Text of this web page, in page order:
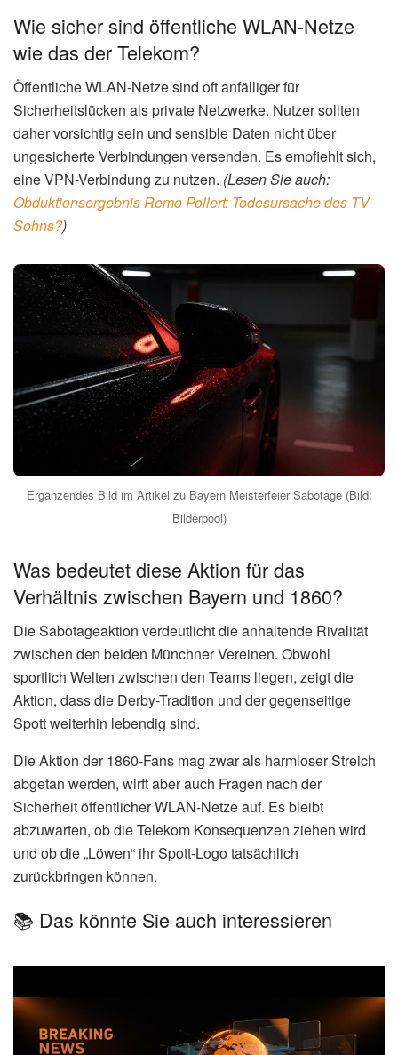
Wie sicher sind öffentliche WLAN-Netze
wie das der Telekom?
Öffentliche WLAN-Netze sind oft anfälliger für
Sicherheitslücken als private Netzwerke. Nutzer sollten
daher vorsichtig sein und sensible Daten nicht über
ungesicherte Verbindungen versenden. Es empfiehlt sich,
eine VPN-Verbindung zu nutzen. (Lesen Sie auch:
Obduktionsergebnis Remo Pollert: Todesursache des TV-
Sohns?)
Ergänzendes Bild im Artikel zu Bayern Meisterfeier Sabotage (Bild:
Bilderpool)
Was bedeutet diese Aktion für das
Verhältnis zwischen Bayern und 1860?
Die Sabotageaktion verdeutlicht die anhaltende Rivalität
zwischen den beiden Münchner Vereinen. Obwohl
sportlich Welten zwischen den Teams liegen, zeigt die
Aktion, dass die Derby-Tradition und der gegenseitige
Spott weiterhin lebendig sind.
Die Aktion der 1860-Fans mag zwar als harmloser Streich
abgetan werden, wirft aber auch Fragen nach der
Sicherheit öffentlicher WLAN-Netze auf. Es bleibt
abzuwarten, ob die Telekom Konsequenzen ziehen wird
und ob die „Löwen“ ihr Spott-Logo tatsächlich
zurückbringen können.
📚 Das könnte Sie auch interessieren